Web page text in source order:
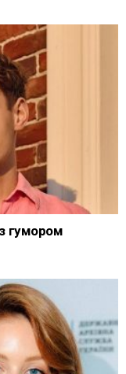
гумором